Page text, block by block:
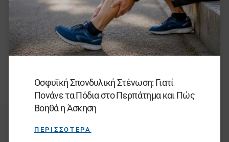
Οσφυϊκή Σπονδυλική Στένωση: Γιατί
Πονάνε τα Πόδια στο Περπάτημα και Πώς
Βοηθά η Άσκηση
ΠΕΡΙΣΣΟΤΕΡΑ